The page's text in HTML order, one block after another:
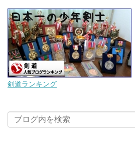
剣道ランキング